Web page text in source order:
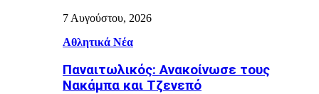
7 Αυγούστου, 2026
Αθλητικά Νέα
Παναιτωλικός: Ανακοίνωσε τους
Νακάμπα και Τζενεπό